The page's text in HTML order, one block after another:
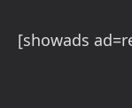
[showads